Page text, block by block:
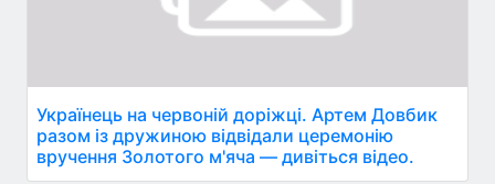
Українець на червоній доріжці. Артем Довбик
разом із дружиною відвідали церемонію
вручення Золотого м'яча — дивіться відео.